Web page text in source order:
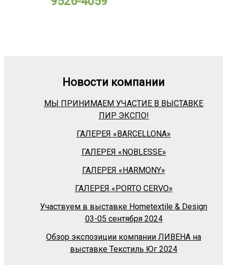
Новости компании
МЫ ПРИНИМАЕМ УЧАСТИЕ В ВЫСТАВКЕ
ПИР ЭКСПО!
ГАЛЕРЕЯ «BARСELLONA»
ГАЛЕРЕЯ «NOBLESSE»
ГАЛЕРЕЯ «HARMONY»
ГАЛЕРЕЯ «PORTO CERVO»
Участвуем в выставке Hometextile & Design
03-05 сентября 2024
Обзор экспозиции компании ЛИВЕНА на
выставке Текстиль Юг 2024